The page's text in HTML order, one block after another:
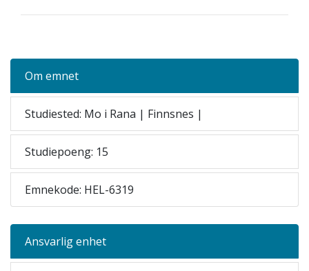
Om emnet
Studiested: Mo i Rana | Finnsnes |
Studiepoeng: 15
Emnekode: HEL-6319
Ansvarlig enhet